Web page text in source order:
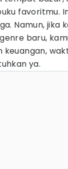
favoritmu.
Namun, jika
baru,
ya.